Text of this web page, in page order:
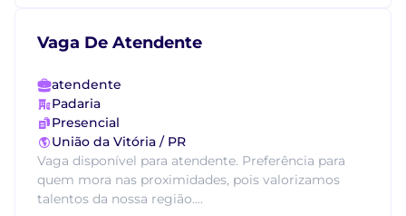
Vaga De Atendente
atendente
Padaria
Presencial
União da Vitória / PR
Vaga disponível para atendente. Preferência para
quem mora nas proximidades, pois valorizamos
talentos da nossa região....